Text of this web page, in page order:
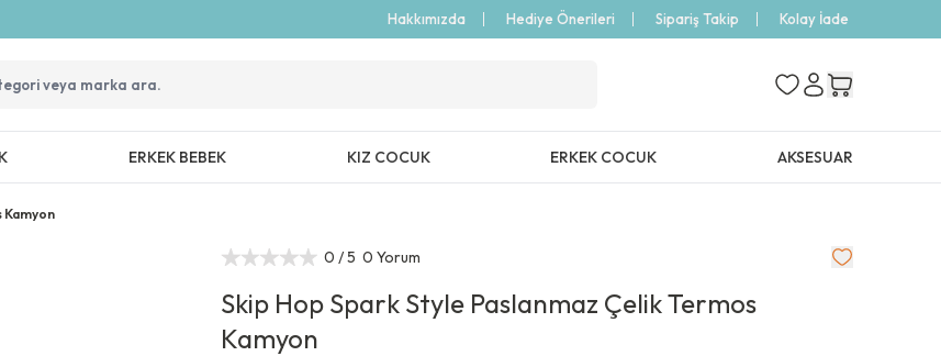
Hakkımızda Hediye Önerileri Sipariş Takip Kolay İade
ERKEK BEBEK KIZ COCUK ERKEK COCUK AKSESUAR
Kamyon
0 / 5 0 Yorum
Skip Hop Spark Style Paslanmaz Çelik Termos
Kamyon